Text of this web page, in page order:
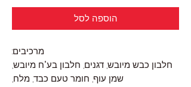
הוספה לסל
מרכיבים:
חלבון כבש מיובש, דגנים, חלבון בע"ח מיובש,
שמן עוף, חומר טעם כבד, מלח,